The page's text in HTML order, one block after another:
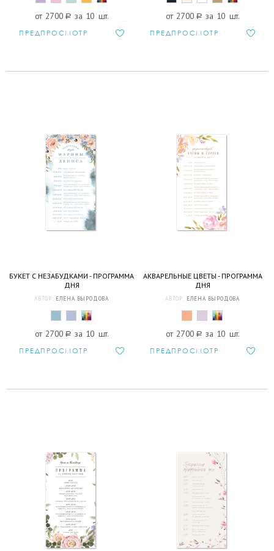
от 2700 a за 10 шт.
ПРЕДПРОСМОТР
от 2700 a за 10 шт.
ПРЕДПРОСМОТР
БУКЕТ С НЕЗАБУДКАМИ - ПРОГРАММА
ДНЯ
АВТОР: ЕЛЕНА ВЫРОДОВА
от 2700 a за 10 шт.
ПРЕДПРОСМОТР
АКВАРЕЛЬНЫЕ ЦВЕТЫ - ПРОГРАММА
ДНЯ
АВТОР: ЕЛЕНА ВЫРОДОВА
от 2700 a за 10 шт.
ПРЕДПРОСМОТР